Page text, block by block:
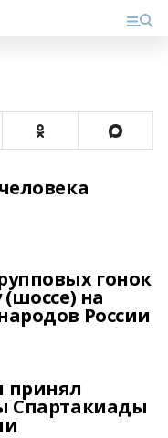
гонок
(шоссе) на
России
принял
Спартакиады